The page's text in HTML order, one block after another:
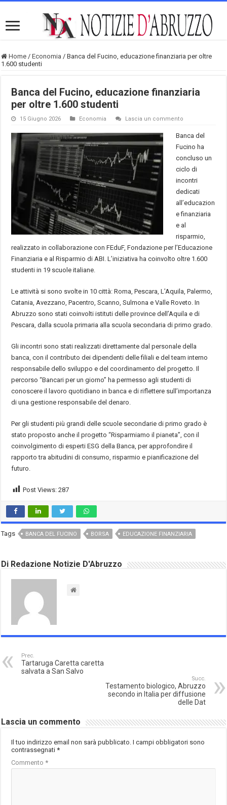
Home / Economia / Banca del Fucino, educazione finanziaria per oltre
1.600 studenti
Banca del Fucino, educazione finanziaria
per oltre 1.600 studenti
15 Giugno 2026 Economia Lascia un commento
Banca del
Fucino ha
concluso un
ciclo di
incontri
dedicati
all’educazion
e finanziaria
e al
risparmio,
realizzato in collaborazione con FEduF, Fondazione per l’Educazione
Finanziaria e al Risparmio di ABI. L’iniziativa ha coinvolto oltre 1.600
studenti in 19 scuole italiane.
Le attività si sono svolte in 10 città: Roma, Pescara, L’Aquila, Palermo,
Catania, Avezzano, Pacentro, Scanno, Sulmona e Valle Roveto. In
Abruzzo sono stati coinvolti istituti delle province dell’Aquila e di
Pescara, dalla scuola primaria alla scuola secondaria di primo grado.
Gli incontri sono stati realizzati direttamente dal personale della
banca, con il contributo dei dipendenti delle filiali e del team interno
responsabile dello sviluppo e del coordinamento del progetto. Il
percorso “Bancari per un giorno” ha permesso agli studenti di
conoscere il lavoro quotidiano in banca e di riflettere sull’importanza
di una gestione responsabile del denaro.
Per gli studenti più grandi delle scuole secondarie di primo grado è
stato proposto anche il progetto “Risparmiamo il pianeta”, con il
coinvolgimento di esperti ESG della Banca, per approfondire il
rapporto tra abitudini di consumo, risparmio e pianificazione del
futuro.
Post Views: 287
Tags BANCA DEL FUCINO BORSA EDUCAZIONE FINANZIARIA
Di Redazione Notizie D'Abruzzo
Prec.
Tartaruga Caretta caretta
salvata a San Salvo
Succ.
Testamento biologico, Abruzzo
secondo in Italia per diffusione
delle Dat
Lascia un commento
Il tuo indirizzo email non sarà pubblicato. I campi obbligatori sono
contrassegnati*
Commento*